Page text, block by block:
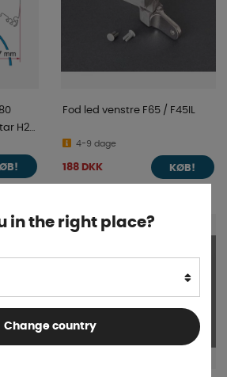
H2-
Fod led venstre F65 / F45IL
4-9 dage
188 DKK KØB!
in the right place?
Change country